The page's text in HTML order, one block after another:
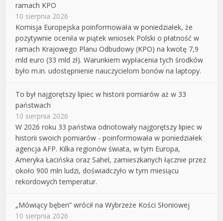
ramach KPO
10 sierpnia 2026
Komisja Europejska poinformowała w poniedziałek, że
pozytywnie oceniła w piątek wniosek Polski o płatność w
ramach Krajowego Planu Odbudowy (KPO) na kwotę 7,9
mld euro (33 mld zł). Warunkiem wypłacenia tych środków
było m.in. udostępnienie nauczycielom bonów na laptopy.
To był najgorętszy lipiec w historii pomiarów aż w 33
państwach
10 sierpnia 2026
W 2026 roku 33 państwa odnotowały najgorętszy lipiec w
historii swoich pomiarów - poinformowała w poniedziałek
agencja AFP. Kilka regionów świata, w tym Europa,
Ameryka Łacińska oraz Sahel, zamieszkanych łącznie przez
około 900 mln ludzi, doświadczyło w tym miesiącu
rekordowych temperatur.
„Mówiący bęben” wrócił na Wybrzeże Kości Słoniowej
10 sierpnia 2026